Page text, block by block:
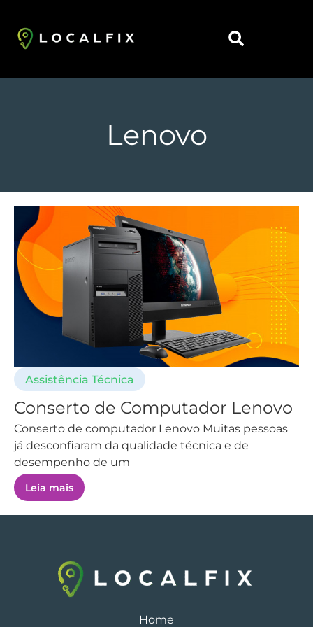
Lenovo
Assistência Técnica
Conserto de Computador Lenovo
Conserto de computador Lenovo Muitas pessoas
já desconfiaram da qualidade técnica e de
desempenho de um
Leia mais
Home